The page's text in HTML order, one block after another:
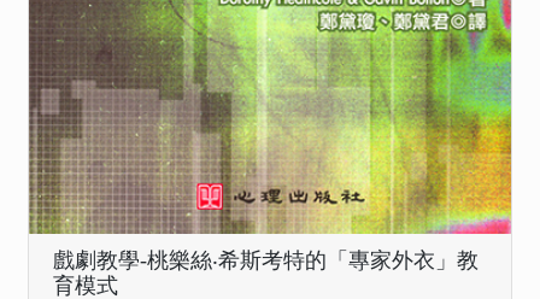
戲劇教學-桃樂絲‧希斯考特的「專家外衣」教
育模式